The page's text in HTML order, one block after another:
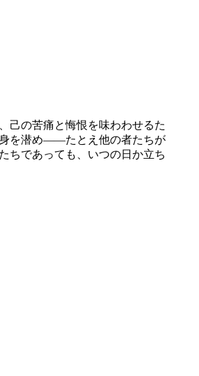
己の苦痛と悔恨を味わわせるた
を潜め――たとえ他の者たちが
ちであっても、いつの日か立ち